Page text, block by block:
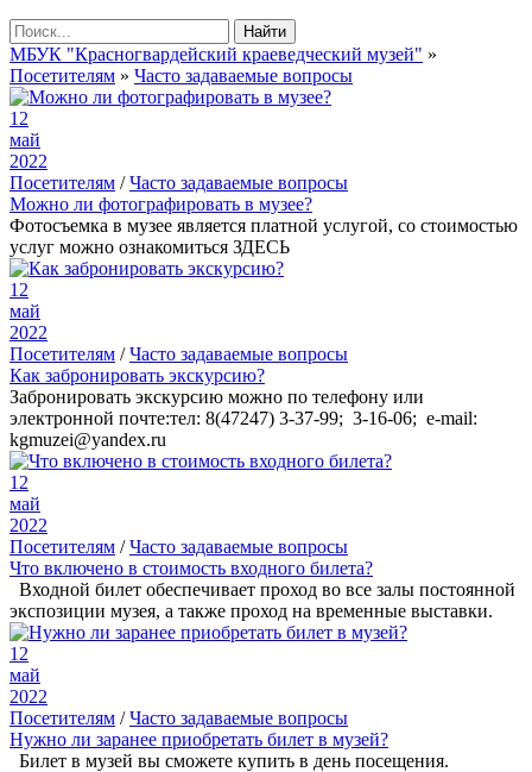
Найти
МБУК "Красногвардейский краеведческий музей" »
Посетителям » Часто задаваемые вопросы
12
май
2022
Посетителям /Часто задаваемые вопросы
Можно ли фотографировать в музее?
Фотосъемка в музее является платной услугой, со стоимостью
услуг можно ознакомиться ЗДЕСЬ
12
май
2022
Посетителям /Часто задаваемые вопросы
Как забронировать экскурсию?
Забронировать экскурсию можно по телефону или
электронной почте:тел: 8(47247) 3-37-99; 3-16-06; e-mail:
kgmuzei@yandex.ru
12
май
2022
Посетителям /Часто задаваемые вопросы
Что включено в стоимость входного билета?
Входной билет обеспечивает проход во все залы постоянной
экспозиции музея, а также проход на временные выставки.
12
май
2022
Посетителям /Часто задаваемые вопросы
Нужно ли заранее приобретать билет в музей?
Билет в музей вы сможете купить в день посещения.